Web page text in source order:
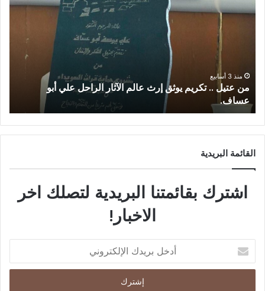
27/06/2026
الملاذ الرقمي…جغرافيا العتمة واقتصاد النجاة في السويداء.
القائمة البريدية
اشترك بقائمتنا البريدية لتصلك اخر
الاخبار!